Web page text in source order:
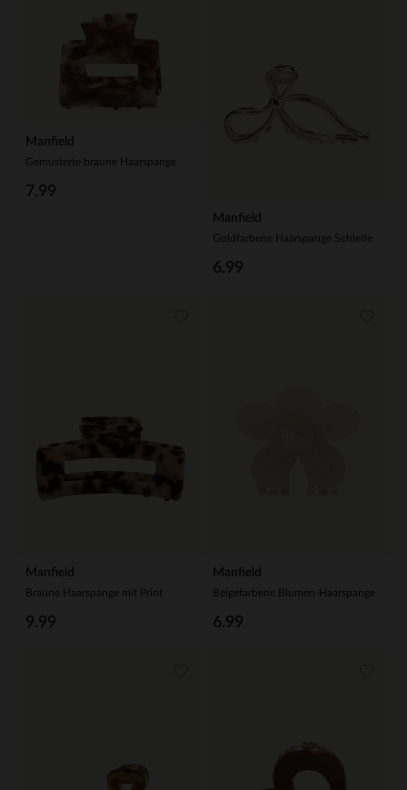
Manfield
Gemusterte braune Haarspange
7.99
Manfield
Goldfarbene Haarspange Schleife
6.99
Manfield
Braune Haarspange mit Print
9.99
Manfield
Beigefarbene Blumen-Haarspange
6.99